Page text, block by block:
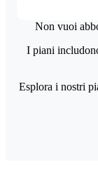
Non vuoi
I piani
Esplora i nostri